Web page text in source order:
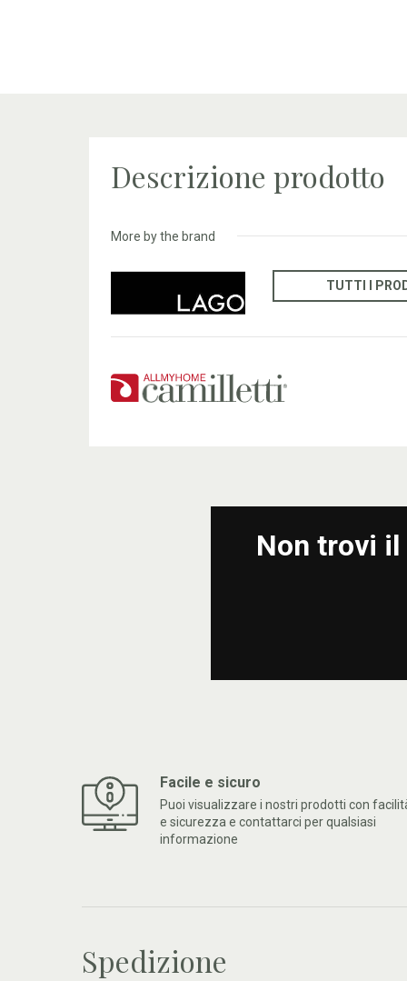
Descrizione prodotto
More by the brand
TUTTI I
Non trovi
Facile e sicuro
Puoi visualizzare i nostri prodotti con
e sicurezza e contattarci per qualsiasi
informazione
Spedizione